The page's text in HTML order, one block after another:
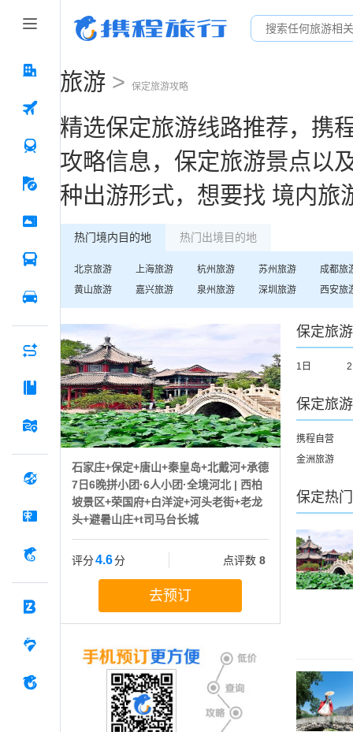
旅游 > 保定旅游攻略
精选保定旅游线路推荐，携
攻略信息， 保定旅游景点以
种出游形式，想要找 境内旅
热门境内目的地 热门出境目的地
北京旅游 上海旅游 杭州旅游 苏州旅游 成都旅
黄山旅游 嘉兴旅游 泉州旅游 深圳 旅游 西安旅
石家庄+保定+唐山+秦皇岛+北戴河+承德
7日6晚拼小团·6人小团·全境河北 | 西柏
坡景区+荣国府+白洋淀+河头老街+老龙
头+避暑山庄+t司马台长城
评分4.6分 点评数 8
去预订
保定旅
1日
保定旅
携程自营
金洲旅游
保定热